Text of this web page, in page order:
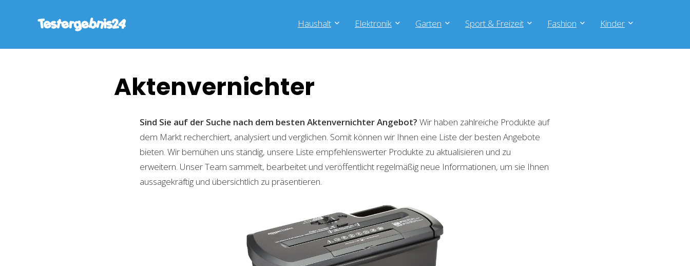
Haushalt Elektronik Garten Sport & Freizeit Fashion Kinder
Aktenvernichter
Sind Sie auf der Suche nach dem besten AktenvernichterAngebot? Wir haben zahlreiche Produkte auf
dem Markt recherchiert, analysiert und verglichen. Somit können wir Ihnen eine Liste der besten Angebote
bieten. Wir bemühen uns ständig, unsere Liste empfehlenswerter Produkte zu aktualisieren und zu
erweitern. Unser Team sammelt, bearbeitet und veröffentlicht regelmäßig neue Informationen, um sie Ihnen
aussagekräftig und übersichtlich zu präsentieren.